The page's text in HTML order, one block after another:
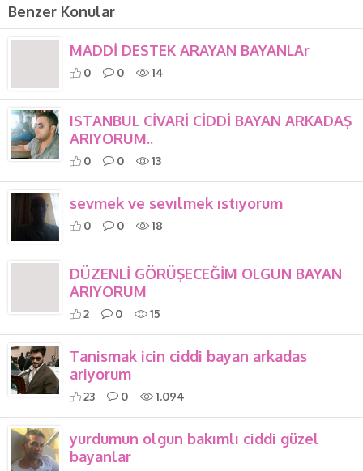
Benzer Konular
MADDİ DESTEK ARAYAN BAYANLAr
0 0 14
ISTANBUL CİVARİ CİDDİ BAYAN ARKADAŞ
ARIYORUM..
0 0 13
sevmek ve sevılmek ıstıyorum
0 0 18
DÜZENLİ GÖRÜŞECEĞİM OLGUN BAYAN
ARIYORUM
2 0 15
Tanismak icin ciddi bayan arkadas
ariyorum
23 0 1.094
yurdumun olgun bakımlı ciddi güzel
bayanlar